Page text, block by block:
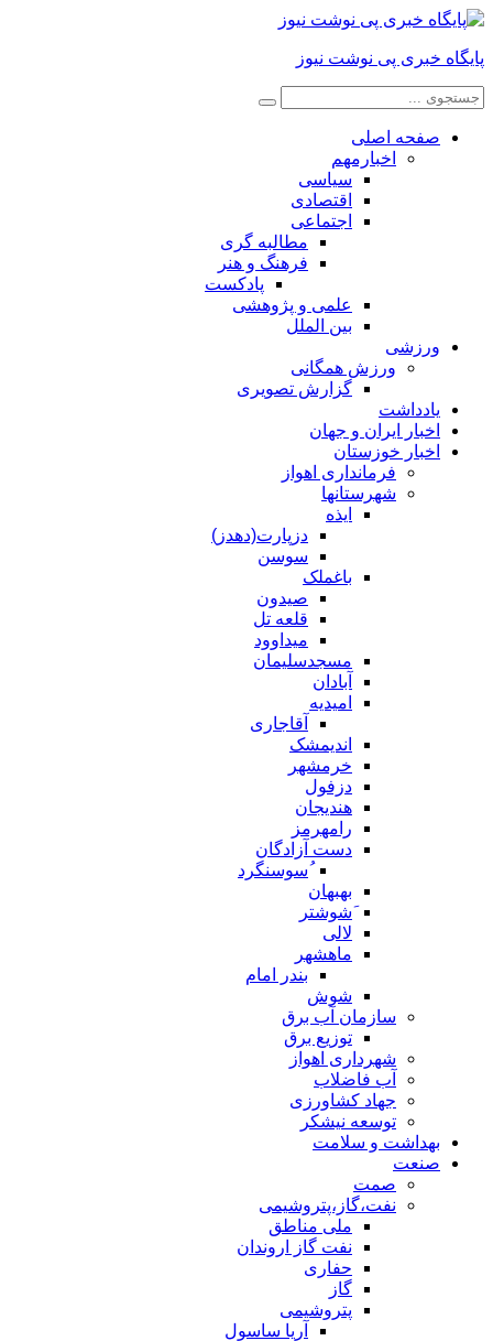
پایگاه خبری پی نوشت نیوز
صفحه اصلی
اخبارمهم
سیاسی
اقتصادی
اجتماعی
مطالبه گری
فرهنگ و هنر
پادکست
علمی و پژوهشی
بین الملل
ورزشی
ورزش همگانی
گزارش تصویری
یادداشت
اخبار ایران و جهان
اخبار خوزستان
فرمانداری اهواز
شهرستانها
ایذه
دزپارت(دهدز)
سوسن
باغملک
صیدون
قلعه تل
میداوود
مسجدسلیمان
آبادان
امیدیه
آقاجاری
اندیمشک
خرمشهر
دزفول
هندیجان
رامهرمز
دست آزادگان
ُسوسنگرد
بهبهان
َشوشتر
لالی
ماهشهر
بندر امام
شوش
سازمان آب برق
توزیع برق
شهرداری اهواز
آب فاضلاب
جهاد کشاورزی
توسعه نیشکر
بهداشت و سلامت
صنعت
صمت
نفت،گاز،پتروشیمی
ملی مناطق
نفت گاز اروندان
حفاری
گاز
پتروشیمی
آریا ساسول